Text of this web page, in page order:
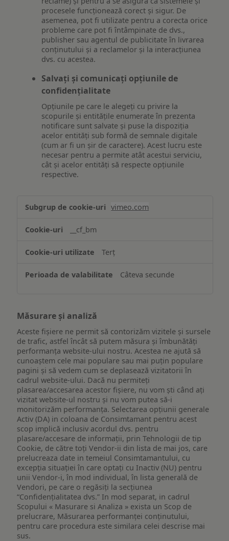
procesele funcționează corect și sigur. De
asemenea, pot fi utilizate pentru a corecta orice
probleme care pot fi întâmpinate de dvs.,
publisher sau agentul de publicitate în livrarea
conținutului și a reclamelor și la interacțiunea
dvs. cu acestea.
Salvați și comunicați opțiunile de
confidențialitate
Opțiunile pe care le alegeți cu privire la
scopurile și entitățile enumerate în prezenta
notificare sunt salvate și puse la dispoziția
acelor entități sub formă de semnale digitale
(cum ar fi un șir de caractere). Acest lucru este
necesar pentru a permite atât acestui serviciu,
cât și acelor entități să respecte opțiunile
respective.
Asigurarea
funcționalităților
website-
ului
vimeo.com
__cf_bm
Terț
Câteva secunde
Măsurare și analiză
Aceste fișiere ne permit să contorizăm vizitele și sursele
de trafic, astfel încât să putem măsura și îmbunătăți
performanța website-ului nostru. Acestea ne ajută să
cunoaștem cele mai populare sau mai puțin populare
pagini și să vedem cum se deplasează vizitatorii în
cadrul website-ului. Dacă nu permiteți
plasarea/accesarea acestor fișiere, nu vom ști când ați
vizitat website-ul nostru și nu vom putea să-i
monitorizăm performanța. Selectarea opțiunii generale
Activ (DA) in coloana de Consimtamant pentru acest
scop implică inclusiv acordul dvs. pentru
plasare/accesare de informații, prin Tehnologii de tip
Cookie, de către toți Vendor-ii din lista de mai jos, care
prelucreaza date in temeiul Consimtamantului, cu
excepția situației în care optați cu Inactiv (NU) pentru
unii Vendor-i, în mod individual, în lista generală de
Vendori, pe care o regăsiți la secțiunea
“Confidențialitatea dvs.” In mod separat, in cadrul
Scopului « Masurare si Analiza » exista un Scop de
prelucrare, Măsurarea performanței conținutului,
pentru care procedura este similara celei descrise mai
sus.